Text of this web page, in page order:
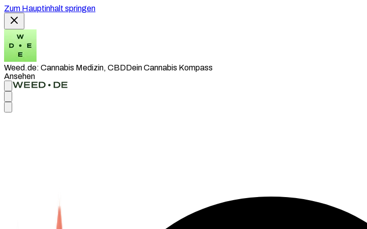
Zum Hauptinhalt springen
Weed.de: Cannabis Medizin, CBDDein Cannabis Kompass
Ansehen